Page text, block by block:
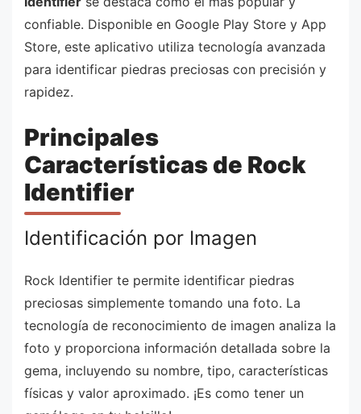
confiable. Disponible en Google Play Store y App
Store, este aplicativo utiliza tecnología avanzada
para identificar piedras preciosas con precisión y
rapidez.
Principales
Características de Rock
Identifier
Identificación por Imagen
Rock Identifier te permite identificar piedras
preciosas simplemente tomando una foto. La
tecnología de reconocimiento de imagen analiza la
foto y proporciona información detallada sobre la
gema, incluyendo su nombre, tipo, características
físicas y valor aproximado. ¡Es como tener un